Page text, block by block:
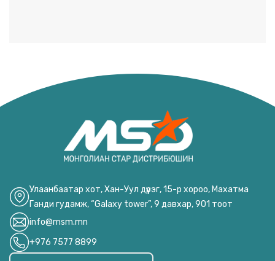
Улаанбаатар хот, Хан-Уул дүүрэг, 15-р хороо, Махатма
Ганди гудамж, “Galaxy tower”, 9 давхар, 901 тоот
info@msm.mn
+976 7577 8899